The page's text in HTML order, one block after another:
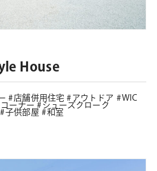
House
店舗併用住宅 アウトドア
WIC
ーナー
シューズクローク
子供部屋 和室